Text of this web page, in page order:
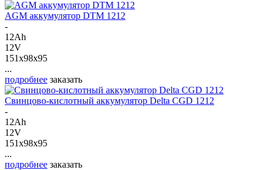
AGM аккумулятор DTM 1212
-
12Ah
12V
151x98x95
...
подробнее заказать
Свинцово-кислотный аккумулятор Delta CGD 1212
-
12Ah
12V
151x98x95
...
подробнее заказать